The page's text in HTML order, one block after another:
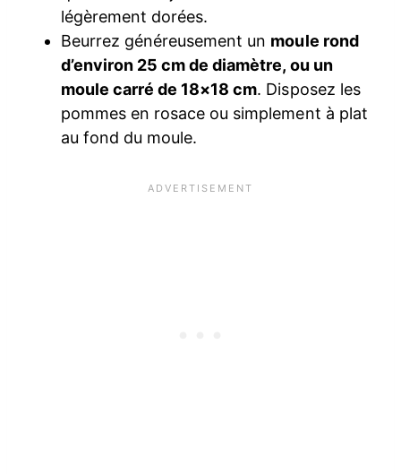
légèrement dorées.
Beurrez généreusement un moule rond
d’environ 25 cm de diamètre, ou un
moule carré de 18×18 cm. Disposez les
pommes en rosace ou simplement à plat
au fond du moule.